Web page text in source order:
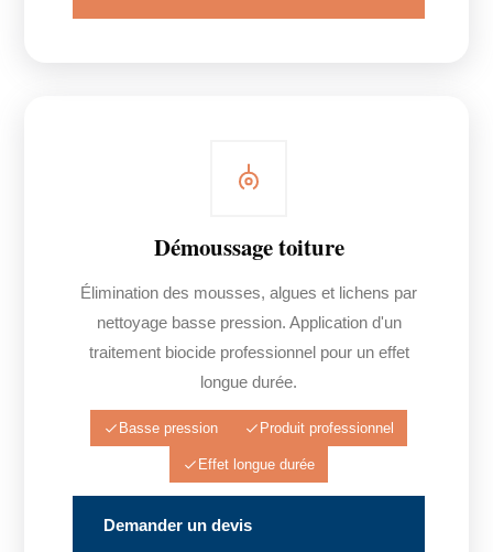
Démoussage toiture
Élimination des mousses, algues et lichens par
nettoyage basse pression. Application d'un
traitement biocide professionnel pour un effet
longue durée.
Basse pression Produit professionnel
Effet longue durée
Demander un devis